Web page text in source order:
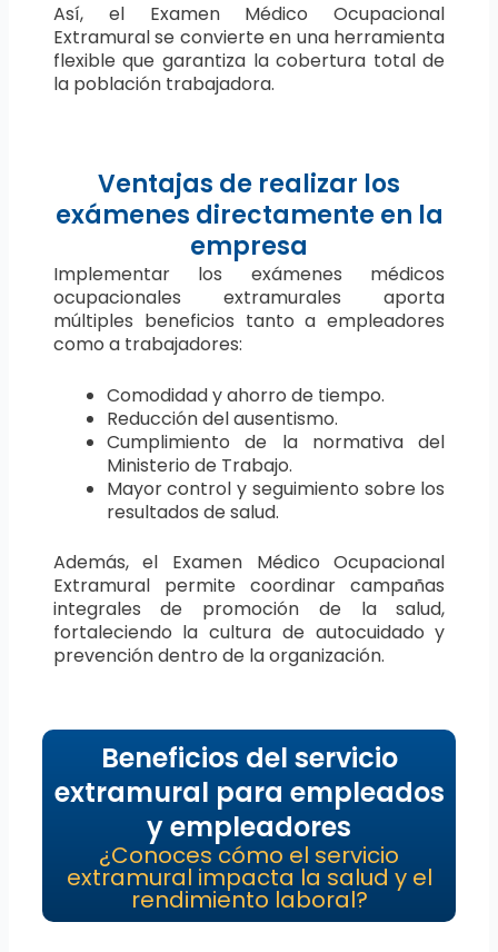
Así, el Examen Médico Ocupacional
Extramural se convierte en una herramienta
flexible que garantiza la cobertura total de
la población trabajadora.
Ventajas de realizar los
exámenes directamente en la
empresa
Implementar los exámenes médicos
ocupacionales extramurales aporta
múltiples beneficios tanto a empleadores
como a trabajadores:
Comodidad y ahorro de tiempo.
Reducción del ausentismo.
Cumplimiento de la normativa del
Ministerio de Trabajo.
Mayor control y seguimiento sobre los
resultados de salud.
Además, el Examen Médico Ocupacional
Extramural permite coordinar campañas
integrales de promoción de la salud,
fortaleciendo la cultura de autocuidado y
prevención dentro de la organización.
Beneficios del servicio
extramural para empleados
y empleadores
¿Conoces cómo el servicio
extramural impacta la salud y el
rendimiento laboral?